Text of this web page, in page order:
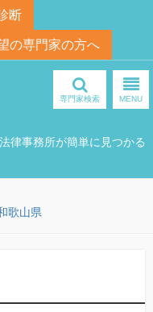
断
の専門家の方へ
律事務所が簡単に見つかる
専門家検索 MENU
歌山県